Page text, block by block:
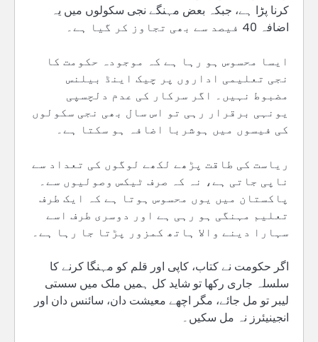
کرنا پڑا ہے، جبکہ بعض مہنگے نجی سکولوں میں یہ
اضافہ 40 فیصد سے بھی تجاوز کر گیا ہے۔
ایسا محسوس ہو رہا ہے کہ موجودہ حکومت کا
نجی تعلیمی اداروں پر چیک اینڈ بیلنس
مضبوط نہیں۔ اگر سرکار کی عدم دلچسپی
یونہی برقرار رہی تو اس سال بھی نجی سکولوں
کی فیسوں میں ہوشربا اضافہ ہو سکتا ہے۔
ریاست کی طاقت پڑھے لکھے لوگوں کی تعداد سے
ناپی جاتی ہے، نہ کہ صرف ٹیکس وصولیوں سے۔
پاکستان میں یوں محسوس ہوتا ہے کہ ایک طرف
تعلیم مہنگی ہو رہی ہے اور دوسری طرف اسے
سہارا دینے والا ہاتھ کمزور پڑتا جا رہا ہے۔
اگر حکومت نے کتاب، کاپی اور قلم کو مہنگا کرنے کا
سلسلہ جاری رکھا تو شاید کل ہمیں ملک میں سستی
لیبر تو مل جائے، مگر اچھے معیشت دان، سائنس دان اور
انجینیئرز نہ مل سکیں۔